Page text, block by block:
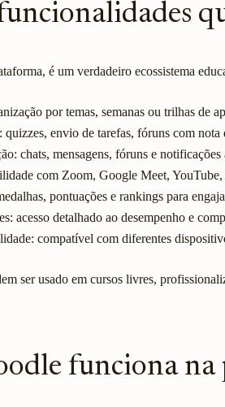
funcionalidades
é um verdadeiro ecossistema
por temas, semanas ou trilhas de
envio de tarefas, fóruns com nota
chats, mensagens, fóruns e notificações
com Zoom, Google Meet,
pontuações e rankings para
acesso detalhado ao desempenho e
compatível com diferentes
ser usado em cursos livres,
funciona na